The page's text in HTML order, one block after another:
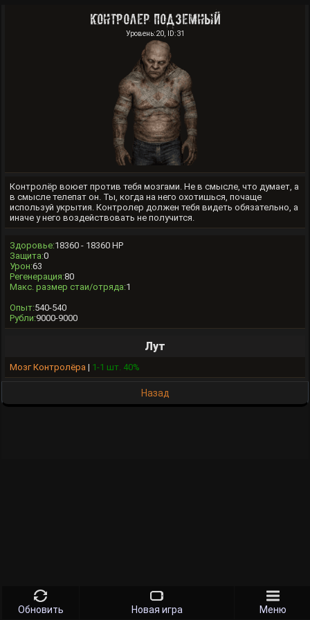
Контролер Подземный
Уровень:20, ID:31
Контролёр воюет против тебя мозгами. Не в смысле, что думает, а
в смысле телепат он. Ты, когда на него охотишься, почаще
используй укрытия. Контролер должен тебя видеть обязательно, а
иначе у него воздействовать не получится.
Здоровье:18360 - 18360 HP
Защита:0
Урон:63
Регенерация:80
Макс. размер стаи/отряда:1
Опыт:540-540
Рубли:9000-9000
Лут
Мозг Контролёра | 1-1 шт. 40%
Назад
Обновить Новая игра Меню